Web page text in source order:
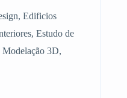
Edificios
Estudo de
3D,